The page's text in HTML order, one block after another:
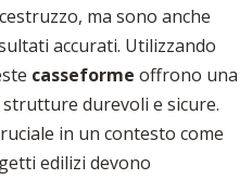
ma sono anche
accurati. Utilizzando
casseforme offrono una
durevoli e sicure.
in un contesto come
edilizi devono